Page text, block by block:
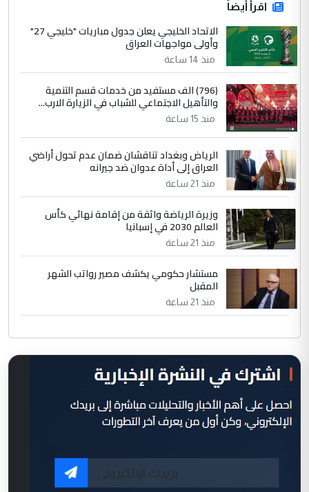
اقرأ أيضاً
الاتحاد الخليجي يعلن جدول مباريات "خليجي 27"
وأولى مواجهات العراق
منذ 14 ساعة
(796) الف مستفيد من خدمات قسم التنمية
والتأهيل الاجتماعي للشباب في الزيارة الارب...
منذ 15 ساعة
الرياض وبغداد تناقشان ضمان عدم تحول أراضي
العراق إلى أداة عدوان ضد جيرانه
منذ 21 ساعة
وزيرة الرياضة واثقة من إقامة نهائي كأس
العالم 2030 في إسبانيا
منذ 21 ساعة
مستشار حكومي يكشف مصير رواتب الشهر
المقبل
منذ 21 ساعة